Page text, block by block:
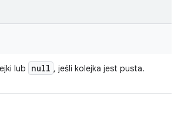
lub null , jeśli kolejka jest pusta.